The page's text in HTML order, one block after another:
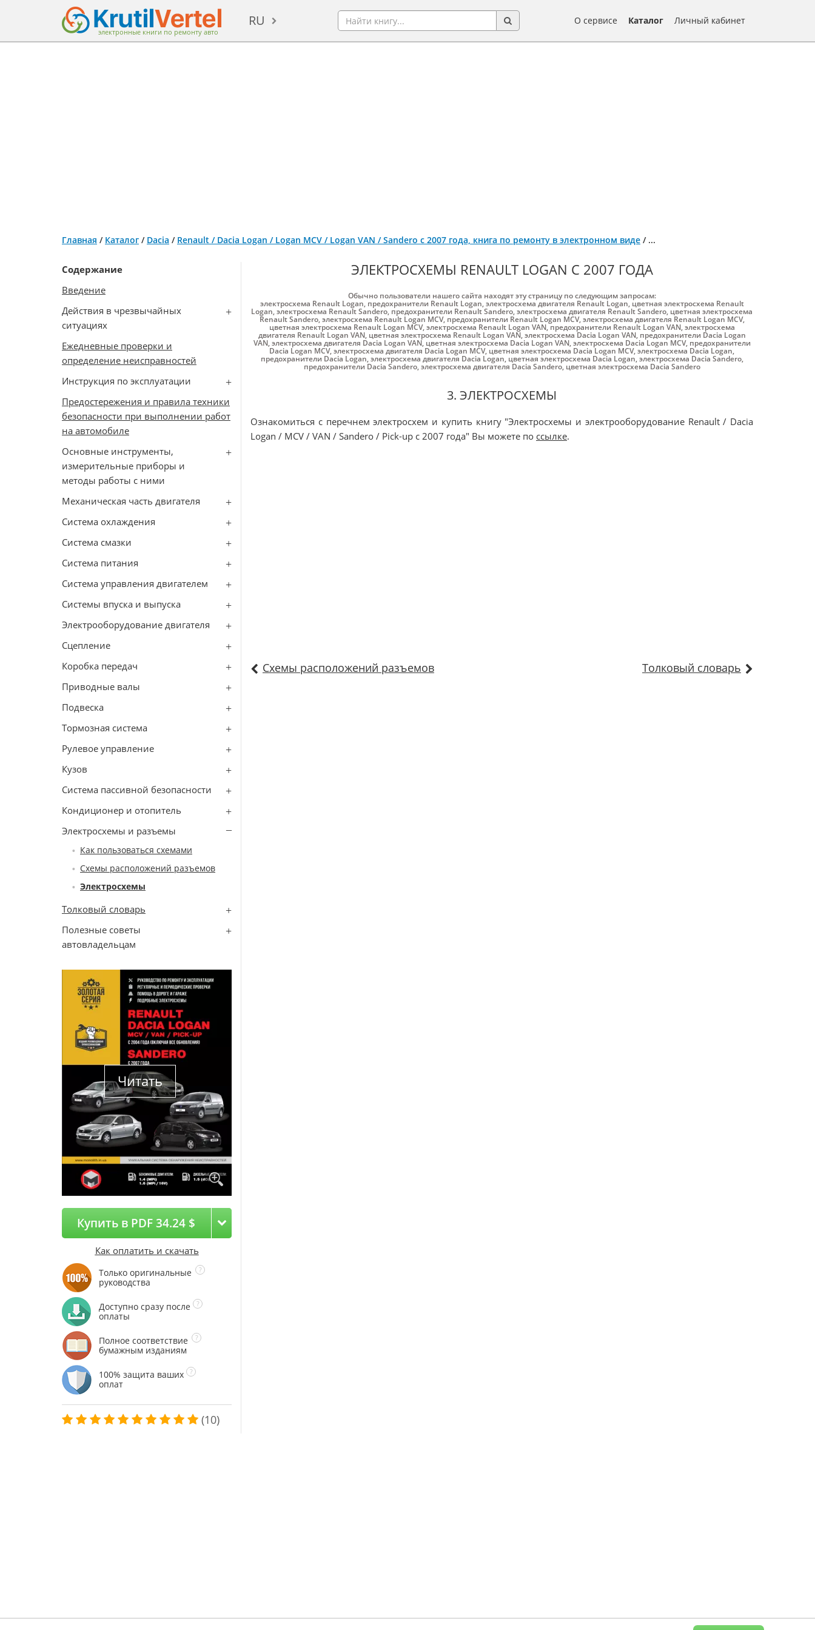
электронные книги по ремонту авто
RU О сервисе Каталог Личный кабинет
Главная / Каталог / Dacia / Renault / Dacia Logan / Logan MCV / Logan VAN / Sandero с 2007 года, книга по ремонту в электронном виде / ...
Содержание
Введение
Действия в чрезвычайных
ситуациях
Ежедневные проверки и
определение неисправностей
Инструкция по эксплуатации
Предостережения и правила техники
безопасности при выполнении работ
на автомобиле
Основные инструменты,
измерительные приборы и
методы работы с ними
Механическая часть двигателя
Система охлаждения
Система смазки
Система питания
Система управления двигателем
Системы впуска и выпуска
Электрооборудование двигателя
Сцепление
Коробка передач
Приводные валы
Подвеска
Тормозная система
Рулевое управление
Кузов
Система пассивной безопасности
Кондиционер и отопитель
Электросхемы и разъемы
Как пользоваться схемами
Схемы расположений разъемов
Электросхемы
Толковый словарь
Полезные советы
автовладельцам
Читать
Купить в PDF 34.24 $
Как оплатить и скачать
Только оригинальные
руководства
Доступно сразу после
оплаты
Полное соответствие
бумажным изданиям
100% защита ваших
оплат
(10)
ЭЛЕКТРОСХЕМЫ RENAULT LOGAN С 2007 ГОДА
Обычно пользователи нашего сайта находят эту страницу по следующим запросам:
электросхема Renault Logan, предохранители Renault Logan,электросхема двигателя Renault Logan, цветная электросхема Renault
Logan,электросхема Renault Sandero, предохранители Renault Sandero,электросхема двигателя Renault Sandero, цветная электросхема
Renault Sandero,электросхема Renault Logan MCV, предохранители Renault Logan MCV,электросхема двигателя Renault Logan MCV,
цветная электросхема Renault Logan MCV,электросхема Renault Logan VAN,предохранители Renault Logan VAN,электросхема
двигателя Renault Logan VAN, цветная электросхема Renault Logan VAN,электросхема Dacia Logan VAN, предохранители Dacia Logan
VAN,электросхема двигателя Dacia Logan VAN, цветная электросхема Dacia Logan VAN,электросхема Dacia Logan MCV, предохранители
Dacia Logan MCV,электросхема двигателя Dacia Logan MCV, цветная электросхема Dacia Logan MCV,электросхема Dacia Logan,
предохранители Dacia Logan,электросхема двигателя Dacia Logan, цветная электросхема Dacia Logan,электросхема Dacia Sandero,
предохранители Dacia Sandero,электросхема двигателя Dacia Sandero, цветная электросхема Dacia Sandero
3. ЭЛЕКТРОСХЕМЫ
Ознакомиться с перечнем электросхем и купить книгу "Электросхемы и электрооборудование Renault / Dacia
Logan / MCV / VAN / Sandero / Pick-up с 2007 года" Вы можете по ссылке.
Схемы расположений разъемов Толковый словарь